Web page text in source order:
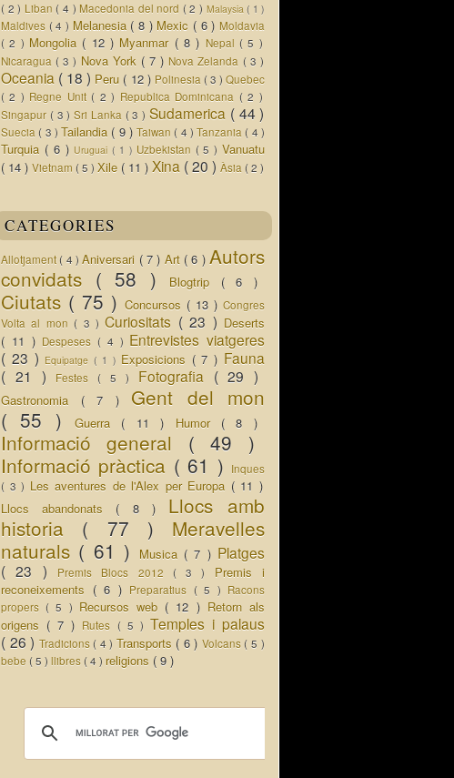
( 2 ) Liban ( 4 ) Macedonia del nord ( 2 ) Malaysia( 1 )
Maldives ( 4 ) Melanesia ( 8 ) Mexic ( 6 ) Moldavia
( 2 ) Mongolia ( 12 ) Myanmar ( 8 ) Nepal ( 5 )
Nicaragua ( 3 ) Nova York ( 7 ) Nova Zelanda ( 3 )
Oceania ( 18 ) Peru ( 12 ) Polinesia ( 3 )Quebec
( 2 ) Regne Unit ( 2 ) Republica Dominicana ( 2 )
Singapur ( 3 )Sri Lanka ( 3 ) Sudamerica ( 44 )
Suecia ( 3 ) Tailandia ( 9 ) Taiwan ( 4 ) Tanzania ( 4 )
Turquia ( 6 ) Uruguai( 1 ) Uzbekistan ( 5 )Vanuatu
( 14 ) Vietnam ( 5 ) Xile ( 11 ) Xina ( 20 ) Àsia ( 2 )
CATEGORIES
Allotjament ( 4 )Aniversari ( 7 ) Art ( 6 )Autors
convidats ( 58 ) Blogtrip ( 6 )
Ciutats ( 75 ) Concursos ( 13 ) Congres
Volta al mon ( 3 )Curiositats ( 23 ) Deserts
( 11 ) Despeses ( 4 ) Entrevistes viatgeres
( 23 ) Equipatge( 1 ) Exposicions ( 7 ) Fauna
( 21 )
Festes ( 5 ) Fotografia ( 29 )
Gastronomia ( 7 ) Gent del mon
( 55 )Guerra ( 11 ) Humor ( 8 )
Informació general ( 49 )
Informació pràctica ( 61 )
Inques
( 3 ) Les aventures de l'Alex per Europa ( 11 )
Llocs abandonats ( 8 ) Llocs amb
historia ( 77 ) Meravelles
naturals ( 61 ) Musica ( 7 ) Platges
( 23 )
Premis Blocs 2012 ( 3 ) Premis i
reconeixements ( 6 ) Preparatius ( 5 ) Racons
propers ( 5 ) Recursos web ( 12 ) Retorn als
origens ( 7 ) Rutes ( 5 ) Temples i palaus
( 26 ) Tradicions ( 4 ) Transports ( 6 ) Volcans ( 5 )
bebe ( 5 ) llibres ( 4 ) religions ( 9 )